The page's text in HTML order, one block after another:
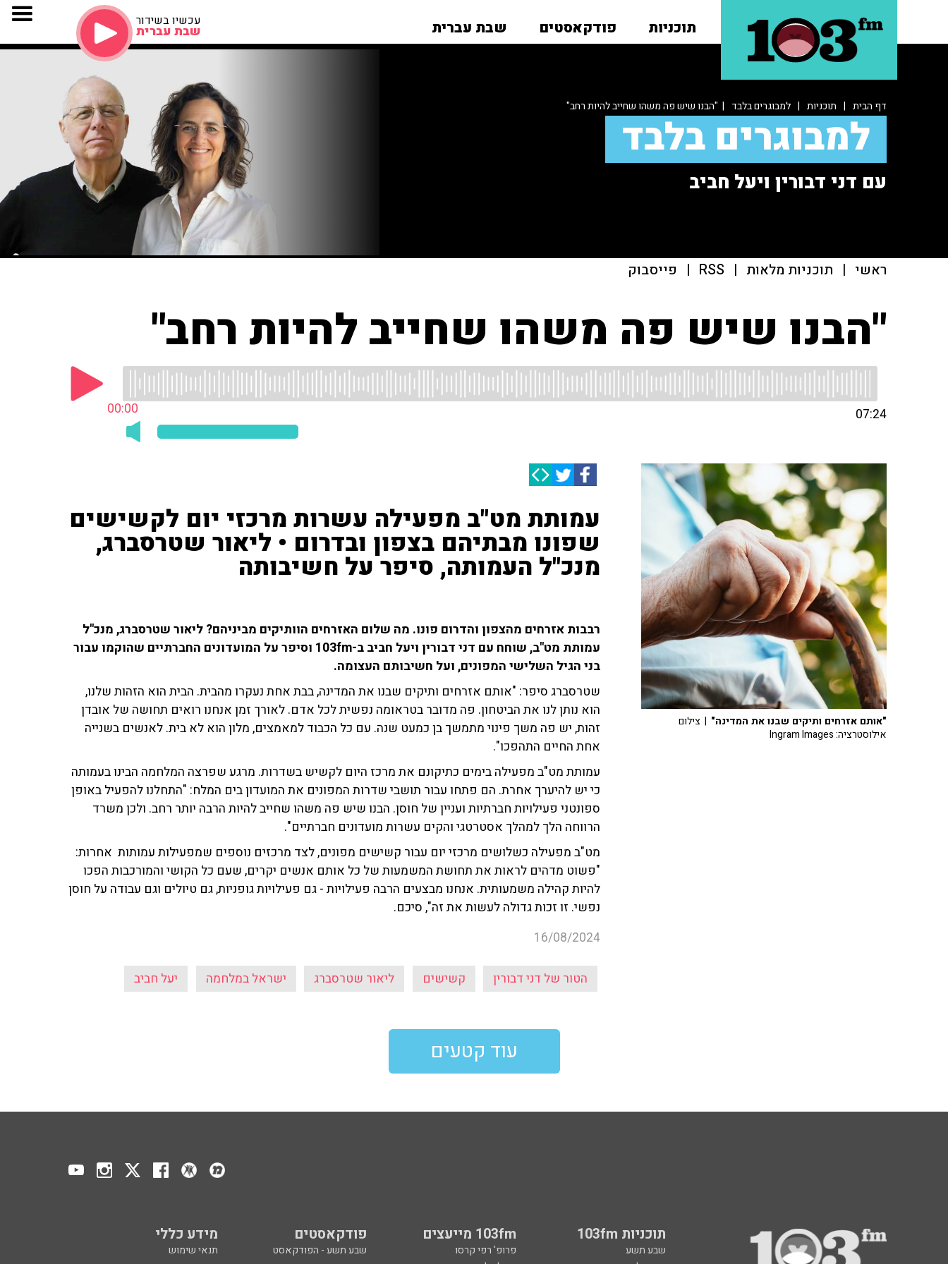
תוכניות פודקאסטים שבת עברית עכשיו בשידור
שבת עברית
דף הבית | תוכניות | למבוגרים בלבד | "הבנו שיש פה משהו שחייב להיות רחב"
למבוגרים בלבד
עם דני דבורין ויעל חביב
ראשי | תוכניות מלאות |
RSS
| פייסבוק
"הבנו שיש פה משהו שחייב להיות רחב"
00:00 07:24
עמותת מט"ב מפעילה עשרות מרכזי יום לקשישים
שפונו מבתיהם בצפון ובדרום • ליאור שטרסברג,
מנכ"ל העמותה, סיפר על חשיבותה
רבבות אזרחים מהצפון והדרום פונו. מה שלום האזרחים הוותיקים מביניהם? ליאור שטרסברג, מנכ"ל
עמותת מט"ב, שוחח עם דני דבורין ויעל חביב ב-103fm וסיפר על המועדונים החברתיים שהוקמו עבור
בני הגיל השלישי המפונים, ועל חשיבותם העצומה.
שטרסברג סיפר: "אותם אזרחים ותיקים שבנו את המדינה, בבת אחת נעקרו מהבית. הבית הוא הזהות שלנו,
הוא נותן לנו את הביטחון. פה מדובר בטראומה נפשית לכל אדם. לאורך זמן אנחנו רואים תחושה של אובדן
זהות, יש פה משך פינוי מתמשך בן כמעט שנה. עם כל הכבוד למאמצים, מלון הוא לא בית. לאנשים בשנייה
אחת החיים התהפכו".
עמותת מט"ב מפעילה בימים כתיקונם את מרכז היום לקשיש בשדרות. מרגע שפרצה המלחמה הבינו בעמותה
כי יש להיערך אחרת. הם פתחו עבור תושבי שדרות המפונים את המועדון בים המלח: "התחלנו להפעיל באופן
ספונטני פעילויות חברתיות ועניין של חוסן. הבנו שיש פה משהו שחייב להיות הרבה יותר רחב. ולכן משרד
הרווחה הלך למהלך אסטרטגי והקים עשרות מועדונים חברתיים".
מט"ב מפעילה כשלושים מרכזי יום עבור קשישים מפונים, לצד מרכזים נוספים שמפעילות עמותות אחרות:
"פשוט מדהים לראות את תחושת המשמעות של כל אותם אנשים יקרים, שעם כל הקושי והמורכבות הפכו
להיות קהילה משמעותית. אנחנו מבצעים הרבה פעילויות - גם פעילויות גופניות, גם טיולים וגם עבודה על חוסן
נפשי. זו זכות גדולה לעשות את זה", סיכם.
16/08/2024
הטור של דני דבורין קשישים ליאור שטרסברג ישראל במלחמה יעל חביב
"אותם אזרחים ותיקים שבנו את המדינה" | צילום
אילוסטרציה: Ingram Images
עוד קטעים
תוכניות 103fm 103fm מייעצים פודקאסטים מידע כללי
שבע תשע פרופ' רפי קרסו שבע תשע - הפודקאסט
תנאי שימוש